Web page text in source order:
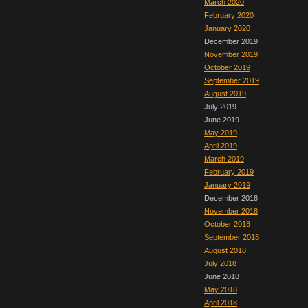
March 2020
February 2020
January 2020
December 2019
November 2019
October 2019
September 2019
August 2019
July 2019
June 2019
May 2019
April 2019
March 2019
February 2019
January 2019
December 2018
November 2018
October 2018
September 2018
August 2018
July 2018
June 2018
May 2018
April 2018